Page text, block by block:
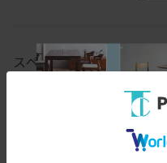
年を経て美しさの増す無垢材
自然素材のもつ快適性や美し
使い込むことで使い心地や味
使いこなすためには少々努力
メンテナンスや経年変化とい
家具に愛情をもってほしい。
スペック
177cm
91cm